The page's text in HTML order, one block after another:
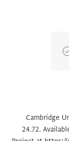
Times (ha-
Tequfat ha-
و تدوير
מא חצלת עלי
Cambridge
24.72.